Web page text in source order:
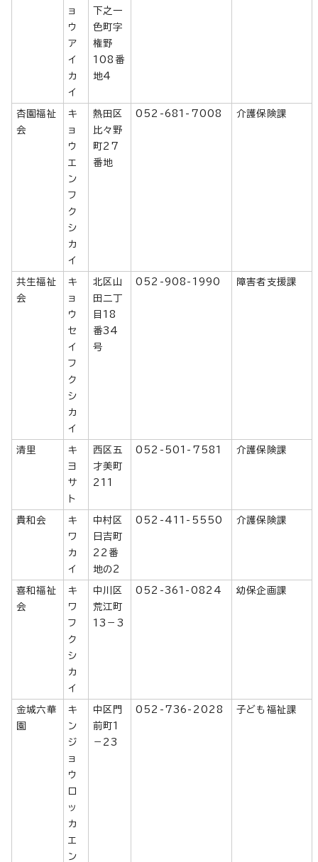
ョ
ウ
ア
イ
カ
イ
下之一
色町字
権野
108番
地4
杏園福祉
会
キ
ョ
ウ
エ
ン
フ
ク
シ
カ
イ
熱田区
比々野
町27
番地
052-681-7008 介護保険課
共生福祉
会
キ
ョ
ウ
セ
イ
フ
ク
シ
カ
イ
北区山
田二丁
目18
番34
号
052-908-1990 障害者支援課
清里
キ
ヨ
サ
ト
西区五
才美町
211
052-501-7581 介護保険課
貴和会
キ
ワ
カ
イ
中村区
日吉町
22番
地の2
052-411-5550 介護保険課
喜和福祉
会
キ
ワ
フ
ク
シ
カ
イ
中川区
荒江町
13－3
052-361-0824 幼保企画課
金城六華
園
キ
ン
ジ
ョ
ウ
ロ
ッ
カ
エ
ン
中区門
前町1
－23
052-736-2028 子ども福祉課